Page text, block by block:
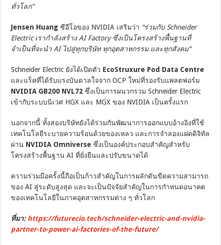
ทั่วโลก”
Jensen Huangซีอีโอของ NVIDIA เสริมว่า “ร่วมกับ Schneider
Electric เรากำลังสร้าง AI Factory ซึ่งเป็นโครงสร้างพื้นฐานที่
จำเป็นที่จะนำ AI ไปสู่ทุกบริษัท ทุกอุตสาหกรรม และทุกสังคม”
Schneider Electric ยังได้เปิดตัว EcoStruxure Pod Data Centre
และแร็คที่ได้รับแรงบันดาลใจจาก OCP ใหม่ที่รองรับแพลตฟอร์ม
NVIDIA GB200 NVL72 ซึ่งเป็นการผนวกรวม Schneider Electric
เข้ากับระบบนิเวศ HGX และ MGX ของ NVIDIA เป็นครั้งแรก
นอกจากนี้ ทั้งสองบริษัทยังได้ร่วมกันพัฒนาการออกแบบอ้างอิงที่ใช้
เทคโนโลยีระบายความร้อนด้วยของเหลว และการจำลองแฝดดิจิทัล
ผ่าน NVIDIA Omniverse ซึ่งเป็นองค์ประกอบสำคัญสำหรับ
โครงสร้างพื้นฐาน AI ที่ยั่งยืนและปรับขนาดได้
ความร่วมมือครั้งนี้ถือเป็นก้าวสำคัญในการผลักดันขีดความสามารถ
ของ AI สู่ระดับสูงสุด และจะเป็นปัจจัยสำคัญในการกำหนดอนาคต
ของเทคโนโลยีในภาคอุตสาหกรรมต่าง ๆ ทั่วโลก
ที่มา: https://futurecio.tech/schneider-electric-and-nvidia-
partner-to-power-ai-factories-of-the-future/